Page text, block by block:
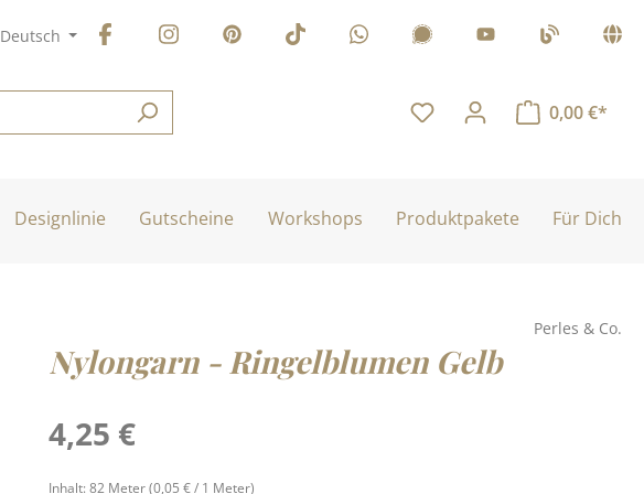
Deutsch
0,00 €*
Designlinie Gutscheine Workshops Produktpakete Für Dich
Perles & Co.
Nylongarn - Ringelblumen Gelb
Regulärer Preis:
4,25 €
Inhalt: 82 Meter(0,05 € / 1 Meter)